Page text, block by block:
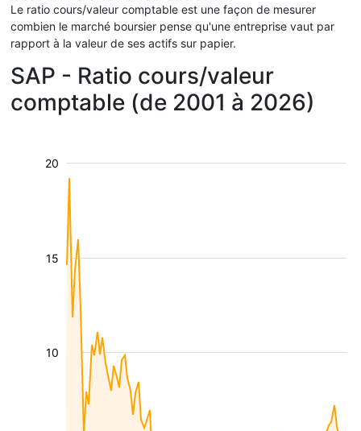
Le ratio cours/valeur comptable est une façon de mesurer
combien le marché boursier pense qu'une entreprise vaut par
rapport à la valeur de ses actifs sur papier.
SAP - Ratio cours/valeur
comptable (de 2001 à 2026)
10
15
20